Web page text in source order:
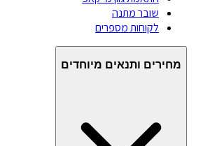
שובר מתנה
לקוחות מספרים
מחירים ותנאים מיוחדים